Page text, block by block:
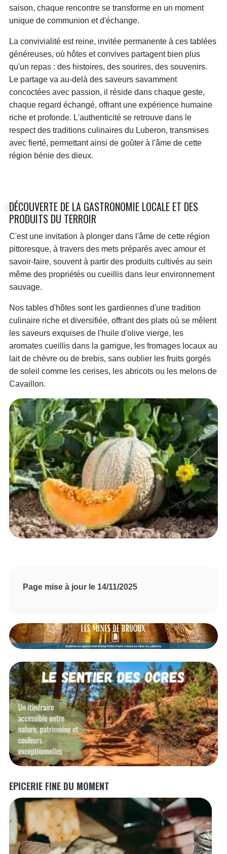
saison, chaque rencontre se transforme en un moment
unique de communion et d'échange.
La convivialité est reine, invitée permanente à ces tablées
généreuses, où hôtes et convives partagent bien plus
qu'un repas : des histoires, des sourires, des souvenirs.
Le partage va au-delà des saveurs savamment
concoctées avec passion, il réside dans chaque geste,
chaque regard échangé, offrant une expérience humaine
riche et profonde. L'authenticité se retrouve dans le
respect des traditions culinaires du Luberon, transmises
avec fierté, permettant ainsi de goûter à l'âme de cette
région bénie des dieux.
DÉCOUVERTE DE LA GASTRONOMIE LOCALE ET DES
PRODUITS DU TERROIR
C'est une invitation à plonger dans l'âme de cette région
pittoresque, à travers des mets préparés avec amour et
savoir-faire, souvent à partir des produits cultivés au sein
même des propriétés ou cueillis dans leur environnement
sauvage.
Nos tables d'hôtes sont les gardiennes d'une tradition
culinaire riche et diversifiée, offrant des plats où se mêlent
les saveurs exquises de l'huile d'olive vierge, les
aromates cueillis dans la garrigue, les fromages locaux au
lait de chèvre ou de brebis, sans oublier les fruits gorgés
de soleil comme les cerises, les abricots ou les melons de
Cavaillon.
Page mise à jour le 14/11/2025
EPICERIE FINE DU MOMENT